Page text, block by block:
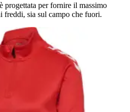
progettata per fornire il massimo
freddi, sia sul campo che fuori.